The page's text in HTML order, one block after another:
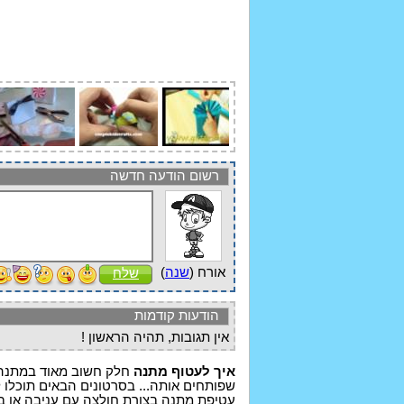
רשום הודעה חדשה
אורח (שנה) שלח
הודעות קודמות
אין תגובות, תהיה הראשון !
איך לעטוף מתנה חלק חשוב מאוד
שפותחים אותה... בסרטונים הבאים תוכלו
עטיפת מתנה בצורת חולצה עם עניבה או